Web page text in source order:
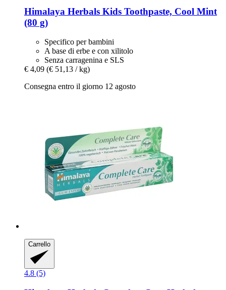
Himalaya Herbals Kids Toothpaste, Cool Mint
(80 g)
Specifico per bambini
A base di erbe e con xilitolo
Senza carragenina e SLS
€ 4,09 (€ 51,13 / kg)
Consegna entro il giorno 12 agosto
Carrello
4.8 (5)